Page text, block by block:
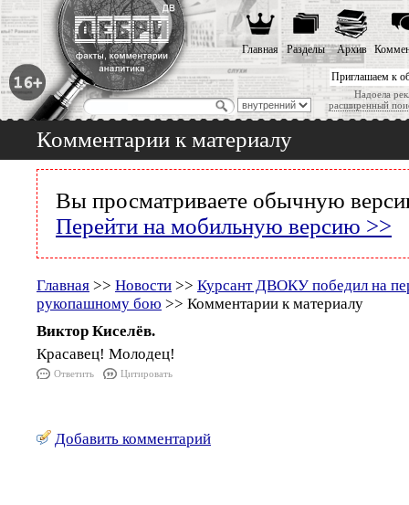
Приглашаем к
Надоела
расширенный
Главная Разделы Архив
Комментарии к материалу
Вы просматриваете обычную
Перейти на мобильную версию >>
Главная >> Новости >> Курсант ДВОКУ победил на
рукопашному бою >> Комментарии к материалу
Виктор Киселёв.
Красавец! Молодец!
Ответить Цитировать
Добавить комментарий